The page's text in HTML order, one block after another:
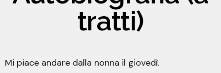
tratti)
Mi piace andare dalla nonna il giovedì.